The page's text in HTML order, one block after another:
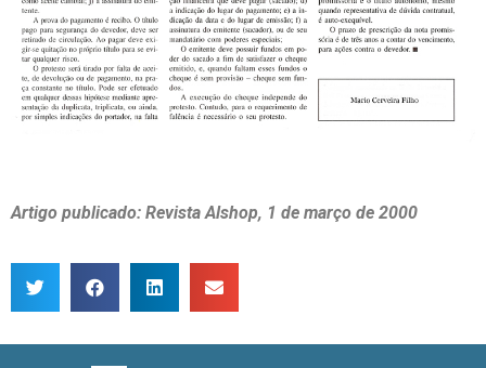
Artigo publicado: Revista Alshop, 1 de março de 2000